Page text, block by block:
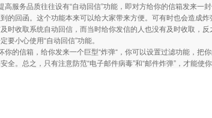
务品质往往设有“自动回信”功能，即对方给你的信箱发来一
的回函。这个功能本来可以给大家带来方便。可有时也会造成
时收取系统自动回信，而当时给你发信的人也没有及时收取，
小心使用“自动回信”功能。
信箱，给你发来一个巨型“炸弹“，你可以设置过滤功能，把
全。总之，只有注意防范“电子邮件病毒”和“邮件炸弹”，才能使你